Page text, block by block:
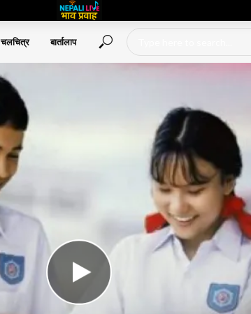
चलचित्र बार्तालाप